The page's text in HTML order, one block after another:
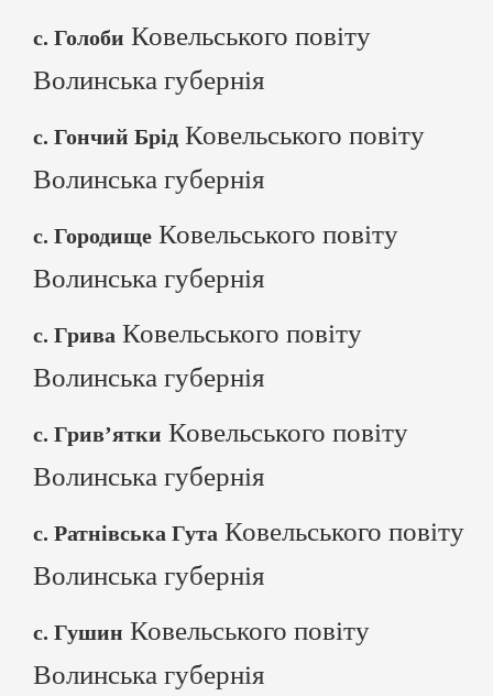
с. Голоби Ковельського повіту
Волинська губернія
с. Гончий Брід Ковельського повіту
Волинська губернія
с. Городище Ковельського повіту
Волинська губернія
с. Грива Ковельського повіту
Волинська губернія
с. Грив’ятки Ковельського повіту
Волинська губернія
с. Ратнівська Гута Ковельського повіту
Волинська губернія
с. Гушин Ковельського повіту
Волинська губернія